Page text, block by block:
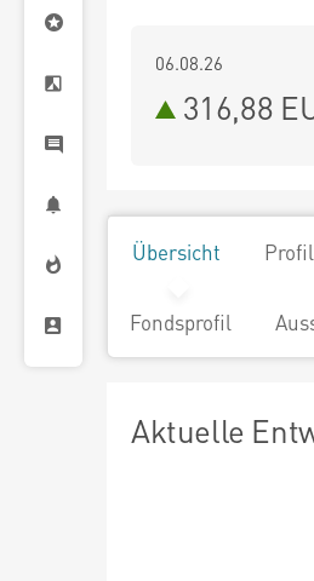
06.08.26
316,88
Übersicht
Fondsprofil
Aktuelle